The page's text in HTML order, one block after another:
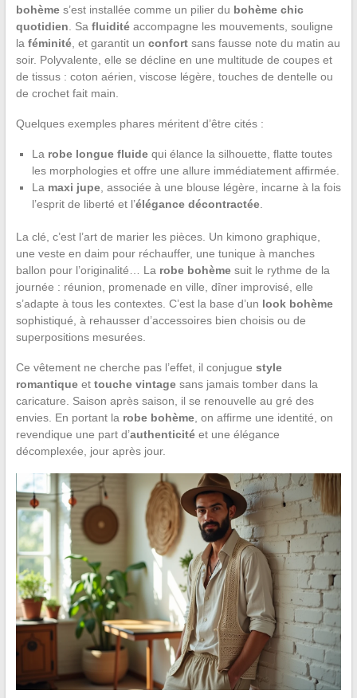
bohèmes’est installée comme un pilier du bohème chic
quotidien . Sa fluiditéaccompagne les mouvements, souligne
la féminité, et garantit un confortsans fausse note du matin au
soir. Polyvalente, elle se décline en une multitude de coupes et
de tissus : coton aérien, viscose légère, touches de dentelle ou
de crochet fait main.
Quelques exemples phares méritent d’être cités :
La robe longue fluidequi élance la silhouette, flatte toutes
les morphologies et offre une allure immédiatement affirmée.
La maxi jupe, associée à une blouse légère, incarne à la fois
l’esprit de liberté et l’élégance décontractée.
La clé, c’est l’art de marier les pièces. Un kimono graphique,
une veste en daim pour réchauffer, une tunique à manches
ballon pour l’originalité… La robe bohèmesuit le rythme de la
journée : réunion, promenade en ville, dîner improvisé, elle
s’adapte à tous les contextes. C’est la base d’un look bohème
sophistiqué, à rehausser d’accessoires bien choisis ou de
superpositions mesurées.
Ce vêtement ne cherche pas l’effet, il conjugue style
romantiqueet touche vintagesans jamais tomber dans la
caricature. Saison après saison, il se renouvelle au gré des
envies. En portant la robe bohème, on affirme une identité, on
revendique une part d’authenticitéet une élégance
décomplexée, jour après jour.